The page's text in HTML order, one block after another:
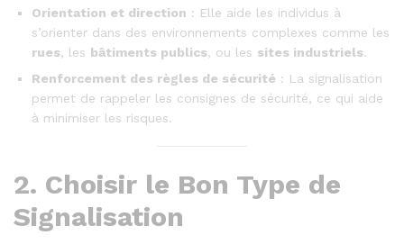
Orientation et direction : Elle aide les individus à
s’orienter dans des environnements complexes comme les
rues, les bâtiments publics, ou les sites industriels.
Renforcement des règles de sécurité : La signalisation
permet de rappeler les consignes de sécurité, ce qui aide
à minimiser les risques.
2. Choisir le Bon Type de
Signalisation